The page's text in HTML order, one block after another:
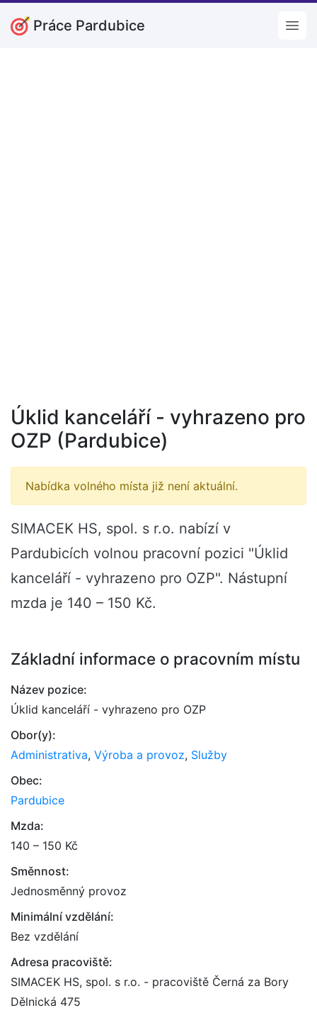
Práce Pardubice
Úklid kanceláří - vyhrazeno pro
OZP (Pardubice)
Nabídka volného místa již není aktuální.
SIMACEK HS, spol. s r.o. nabízí v
Pardubicích volnou pracovní pozici "Úklid
kanceláří - vyhrazeno pro OZP". Nástupní
mzda je 140 – 150 Kč.
Základní informace o pracovním místu
Název pozice:
Úklid kanceláří - vyhrazeno pro OZP
Obor(y):
Administrativa, Výroba a provoz, Služby
Obec:
Pardubice
Mzda:
140 – 150 Kč
Směnnost:
Jednosměnný provoz
Minimální vzdělání:
Bez vzdělání
Adresa pracoviště:
SIMACEK HS, spol. s r.o. - pracoviště Černá za Bory
Dělnická 475